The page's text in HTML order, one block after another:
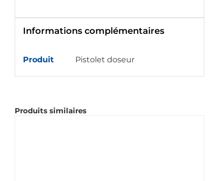
Informations complémentaires
Produit Pistolet doseur
Produits similaires